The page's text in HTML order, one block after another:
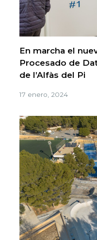
En marcha el
Procesado de
de l’Alfàs del Pi
17 enero, 2024